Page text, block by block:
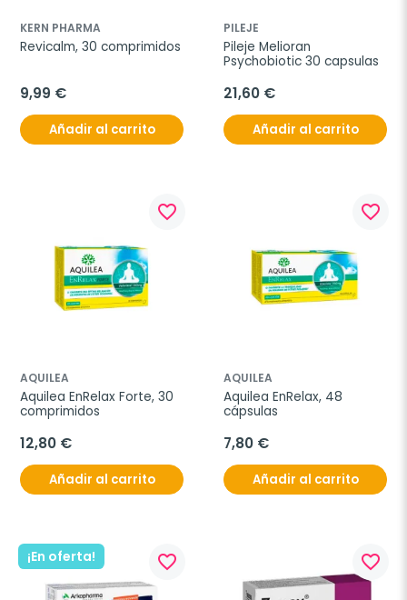
KERN PHARMA
Revicalm, 30 comprimidos
9,99 €
Añadir al carrito
PILEJE
Pileje Melioran
Psychobiotic 30 capsulas
21,60 €
Añadir al carrito
favorite_border
AQUILEA
Aquilea EnRelax Forte, 30
comprimidos
12,80 €
Añadir al carrito
favorite_border
AQUILEA
Aquilea EnRelax, 48
cápsulas
7,80 €
Añadir al carrito
¡En oferta! favorite_border favorite_border